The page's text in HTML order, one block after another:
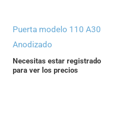
Puerta modelo 110 A30
Anodizado
Necesitas estar registrado
para ver los precios